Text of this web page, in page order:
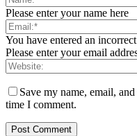
Please enter your name here
You have entered an
Please enter your email
Save my name, email,
time I comment.